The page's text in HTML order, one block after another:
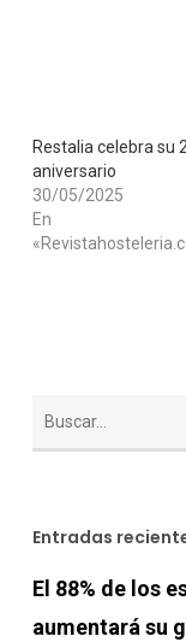
Restalia celebra su
aniversario
30/05/2025
En
Entradas
El 88% de los
aumentará su